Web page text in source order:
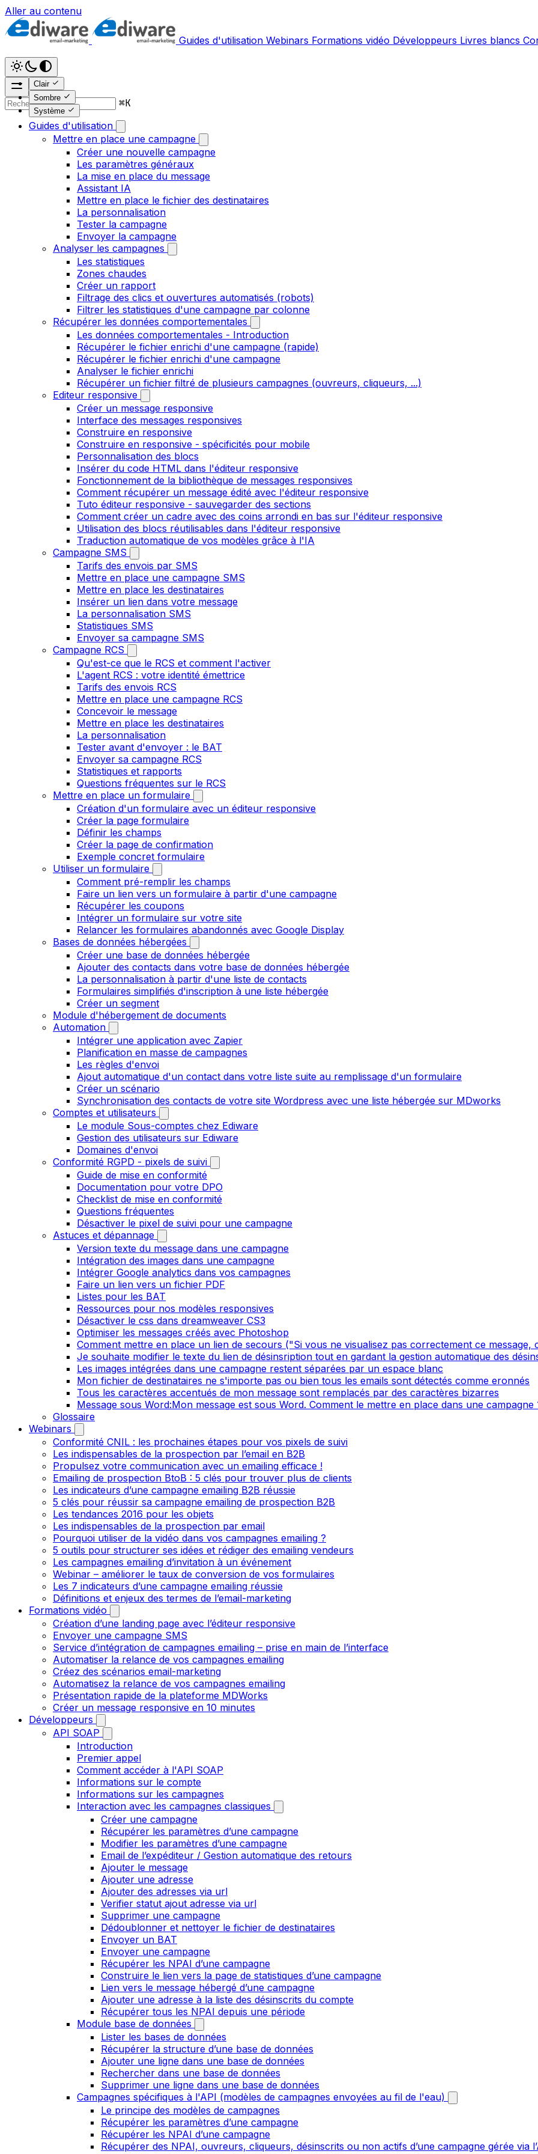
Aller au contenu
Guides d'utilisation Webinars Formations vidéo Développeurs Livres blancs
Clair
Sombre
Système
⌘K
Guides d'utilisation
Mettre en place une campagne
Créer une nouvelle campagne
Les paramètres généraux
La mise en place du message
Assistant IA
Mettre en place le fichier des destinataires
La personnalisation
Tester la campagne
Envoyer la campagne
Analyser les campagnes
Les statistiques
Zones chaudes
Créer un rapport
Filtrage des clics et ouvertures automatisés (robots)
Filtrer les statistiques d'une campagne par colonne
Récupérer les données comportementales
Les données comportementales - Introduction
Récupérer le fichier enrichi d'une campagne (rapide)
Récupérer le fichier enrichi d'une campagne
Analyser le fichier enrichi
Récupérer un fichier filtré de plusieurs campagnes (ouvreurs, cliqueurs, ...)
Editeur responsive
Créer un message responsive
Interface des messages responsives
Construire en responsive
Construire en responsive - spécificités pour mobile
Personnalisation des blocs
Insérer du code HTML dans l'éditeur responsive
Fonctionnement de la bibliothèque de messages responsives
Comment récupérer un message édité avec l'éditeur responsive
Tuto éditeur responsive - sauvegarder des sections
Comment créer un cadre avec des coins arrondi en bas sur l'éditeur responsive
Utilisation des blocs réutilisables dans l'éditeur responsive
Traduction automatique de vos modèles grâce à l'IA
Campagne SMS
Tarifs des envois par SMS
Mettre en place une campagne SMS
Mettre en place les destinataires
Insérer un lien dans votre message
La personnalisation SMS
Statistiques SMS
Envoyer sa campagne SMS
Campagne RCS
Qu'est-ce que le RCS et comment l'activer
L'agent RCS : votre identité émettrice
Tarifs des envois RCS
Mettre en place une campagne RCS
Concevoir le message
Mettre en place les destinataires
La personnalisation
Tester avant d'envoyer : le BAT
Envoyer sa campagne RCS
Statistiques et rapports
Questions fréquentes sur le RCS
Mettre en place un formulaire
Création d'un formulaire avec un éditeur responsive
Créer la page formulaire
Définir les champs
Créer la page de confirmation
Exemple concret formulaire
Utiliser un formulaire
Comment pré-remplir les champs
Faire un lien vers un formulaire à partir d'une campagne
Récupérer les coupons
Intégrer un formulaire sur votre site
Relancer les formulaires abandonnés avec Google Display
Bases de données hébergées
Créer une base de données hébergée
Ajouter des contacts dans votre base de données hébergée
La personnalisation à partir d'une liste de contacts
Formulaires simplifiés d'inscription à une liste hébergée
Créer un segment
Module d'hébergement de documents
Automation
Intégrer une application avec Zapier
Planification en masse de campagnes
Les règles d'envoi
Ajout automatique d'un contact dans votre liste suite au remplissage d'un formulaire
Créer un scénario
Synchronisation des contacts de votre site Wordpress avec une liste hébergée sur MDworks
Comptes et utilisateurs
Le module Sous-comptes chez Ediware
Gestion des utilisateurs sur Ediware
Domaines d'envoi
Conformité RGPD - pixels de suivi
Guide de mise en conformité
Documentation pour votre DPO
Checklist de mise en conformité
Questions fréquentes
Désactiver le pixel de suivi pour une campagne
Astuces et dépannage
Version texte du message dans une campagne
Intégration des images dans une campagne
Intégrer Google analytics dans vos campagnes
Faire un lien vers un fichier PDF
Listes pour les BAT
Ressources pour nos modèles responsives
Désactiver le css dans dreamweaver CS3
Optimiser les messages créés avec Photoshop
Comment mettre en place un lien de secours ("Si vous ne visualisez pas correctement ce message,
Je souhaite modifier le texte du lien de désinsription tout en gardant la gestion automatique des
Les images intégrées dans une campagne restent séparées par un espace blanc
Mon fichier de destinataires ne s'importe pas ou bien tous les emails sont détectés comme eronnés
Tous les caractères accentués de mon message sont remplacés par des caractères bizarres
Message sous Word:Mon message est sous Word. Comment le mettre en place dans une campagne
Glossaire
Webinars
Conformité CNIL : les prochaines étapes pour vos pixels de suivi
Les indispensables de la prospection par l’email en B2B
Propulsez votre communication avec un emailing efficace !
Emailing de prospection BtoB : 5 clés pour trouver plus de clients
Les indicateurs d’une campagne emailing B2B réussie
5 clés pour réussir sa campagne emailing de prospection B2B
Les tendances 2016 pour les objets
Les indispensables de la prospection par email
Pourquoi utiliser de la vidéo dans vos campagnes emailing ?
5 outils pour structurer ses idées et rédiger des emailing vendeurs
Les campagnes emailing d’invitation à un événement
Webinar – améliorer le taux de conversion de vos formulaires
Les 7 indicateurs d’une campagne emailing réussie
Définitions et enjeux des termes de l’email-marketing
Formations vidéo
Création d’une landing page avec l’éditeur responsive
Envoyer une campagne SMS
Service d’intégration de campagnes emailing – prise en main de l’interface
Automatiser la relance de vos campagnes emailing
Créez des scénarios email-marketing
Automatisez la relance de vos campagnes emailing
Présentation rapide de la plateforme MDWorks
Créer un message responsive en 10 minutes
Développeurs
API SOAP
Introduction
Premier appel
Comment accéder à l'API SOAP
Informations sur le compte
Informations sur les campagnes
Interaction avec les campagnes classiques
Créer une campagne
Récupérer les paramètres d’une campagne
Modifier les paramètres d’une campagne
Email de l’expéditeur / Gestion automatique des retours
Ajouter le message
Ajouter une adresse
Ajouter des adresses via url
Verifier statut ajout adresse via url
Supprimer une campagne
Dédoublonner et nettoyer le fichier de destinataires
Envoyer un BAT
Envoyer une campagne
Récupérer les NPAI d’une campagne
Construire le lien vers la page de statistiques d’une campagne
Lien vers le message hébergé d’une campagne
Ajouter une adresse à la liste des désinscrits du compte
Récupérer tous les NPAI depuis une période
Module base de données
Lister les bases de données
Récupérer la structure d’une base de données
Ajouter une ligne dans une base de données
Rechercher dans une base de données
Supprimer une ligne dans une base de données
Campagnes spécifiques à l'API (modèles de campagnes envoyées au fil de l'eau)
Le principe des modèles de campagnes
Récupérer les paramètres d’une campagne
Récupérer les NPAI d’une campagne
Récupérer des NPAI, ouvreurs, cliqueurs, désinscrits ou non actifs d’une campagne gérée via